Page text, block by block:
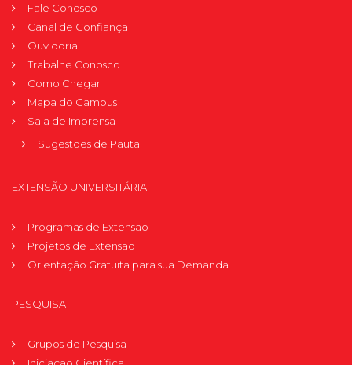
Fale Conosco
Canal de Confiança
Ouvidoria
Trabalhe Conosco
Como Chegar
Mapa do Campus
Sala de Imprensa
Sugestões de Pauta
EXTENSÃO UNIVERSITÁRIA
Programas de Extensão
Projetos de Extensão
Orientação Gratuita para sua Demanda
PESQUISA
Grupos de Pesquisa
Iniciação Científica